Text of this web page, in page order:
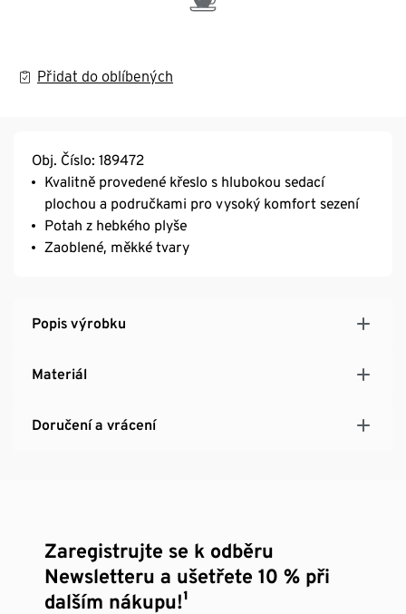
Přidat do oblíbených
Obj. Číslo: 189472
Kvalitně provedené křeslo s hlubokou sedací
plochou a područkami pro vysoký komfort sezení
Potah z hebkého plyše
Zaoblené, měkké tvary
Popis výrobku
Materiál
Doručení a vrácení
Zaregistrujte se k odběru
Newsletteru a ušetřete 10 % při
dalším nákupu!¹